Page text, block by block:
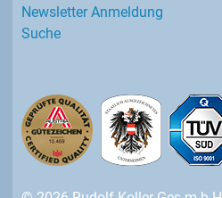
Newsletter Anmeldung
Suche